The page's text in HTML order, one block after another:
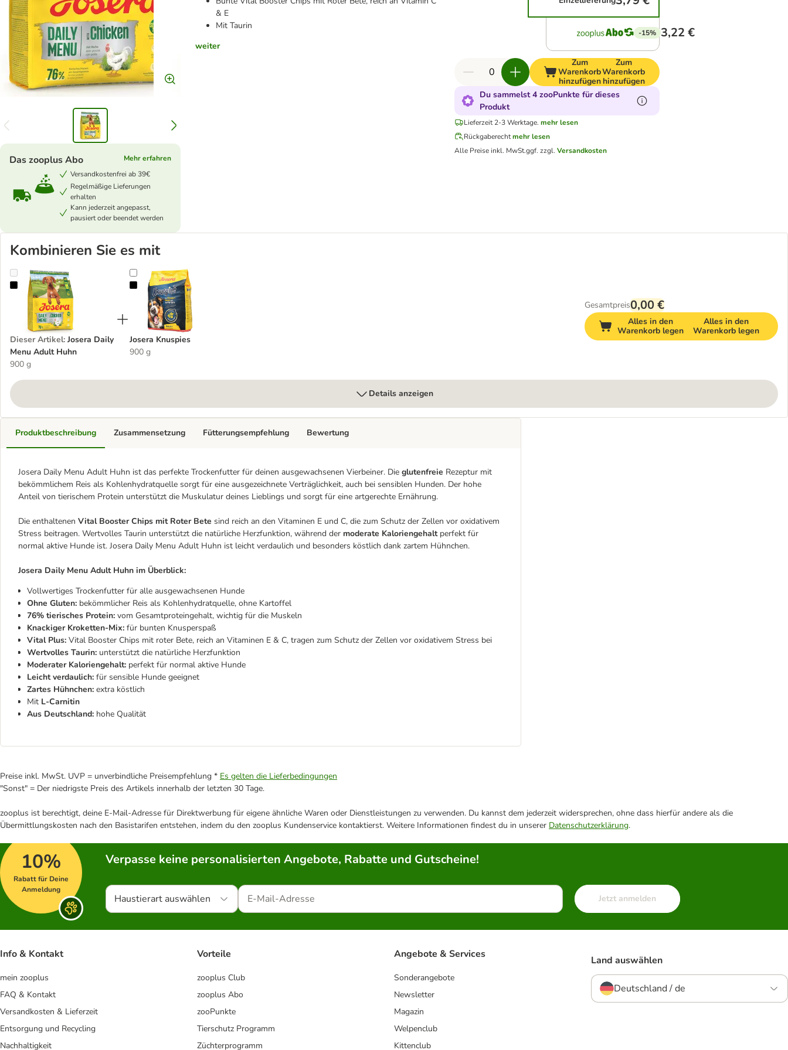
& E
Mit Taurin
weiter
Das zooplus Abo
Mehr erfahren
Versandkostenfrei ab 39€
Regelmäßige Lieferungen
erhalten
Kann jederzeit angepasst,
pausiert oder beendet werden
-15% 3,22 €
Zum
Warenkorb
hinzufügen
Zum
Warenkorb
hinzufügen
Du sammelst 4 zooPunkte für dieses
Produkt
Lieferzeit 2-3 Werktage. mehr lesen
Rückgaberechtmehr lesen
Alle Preise inkl. MwSt.ggf. zzgl.Versandkosten
Kombinieren Sie es mit
Josera Daily Menu Adult Huhn
Dieser Artikel: Josera Daily
Menu Adult Huhn
900 g
Josera Knuspies
Josera Knuspies
900 g
Gesamtpreis0,00 €
Alles in den
Warenkorb legen
Alles in den
Warenkorb legen
Details anzeigen
Produktbeschreibung
Josera Daily Menu Adult Huhn ist das perfekte Trockenfutter für deinen ausgewachsenen Vierbeiner. Die glutenfreie Rezeptur mit
bekömmlichem Reis als Kohlenhydratquelle sorgt für eine ausgezeichnete Verträglichkeit, auch bei sensiblen Hunden. Der hohe
Anteil von tierischem Protein unterstützt die Muskulatur deines Lieblings und sorgt für eine artgerechte Ernährung.
Die enthaltenen Vital Booster Chips mit Roter Bete sind reich an den Vitaminen E und C, die zum Schutz der Zellen vor oxidativem
Stress beitragen. Wertvolles Taurin unterstützt die natürliche Herzfunktion, während der moderate Kaloriengehalt perfekt für
normal aktive Hunde ist. Josera Daily Menu Adult Huhn ist leicht verdaulich und besonders köstlich dank zartem Hühnchen.
Josera Daily Menu Adult Huhn im Überblick:
Vollwertiges Trockenfutter für alle ausgewachsenen Hunde
Ohne Gluten: bekömmlicher Reis als Kohlenhydratquelle, ohne Kartoffel
76% tierisches Protein: vom Gesamtproteingehalt, wichtig für die Muskeln
Knackiger Kroketten-Mix: für bunten Knusperspaß
Vital Plus: Vital Booster Chips mit roter Bete, reich an Vitaminen E & C, tragen zum Schutz der Zellen vor oxidativem Stress bei
Wertvolles Taurin: unterstützt die natürliche Herzfunktion
Moderater Kaloriengehalt: perfekt für normal aktive Hunde
Leicht verdaulich: für sensible Hunde geeignet
Zartes Hühnchen: extra köstlich
Mit L-Carnitin
Aus Deutschland: hohe Qualität
Zusammensetzung Fütterungsempfehlung Bewertung
Preise inkl. MwSt. UVP = unverbindliche Preisempfehlung * Es gelten die Lieferbedingungen
"Sonst" = Der niedrigste Preis des Artikels innerhalb der letzten 30 Tage.
zooplus ist berechtigt, deine E-Mail-Adresse für Direktwerbung für eigene ähnliche Waren oder Dienstleistungen zu verwenden. Du kannst dem jederzeit widersprechen, ohne dass hierfür andere als die
Übermittlungskosten nach den Basistarifen entstehen, indem du den zooplus Kundenservice kontaktierst. Weitere Informationen findest du in unserer Datenschutzerklärung.
10%
Rabatt für Deine
Anmeldung
Verpasse keine personalisierten Angebote, Rabatte und Gutscheine!
Haustierart auswählen Jetzt anmelden
Info & Kontakt
mein zooplus
FAQ & Kontakt
Versandkosten & Lieferzeit
Entsorgung und Recycling
Nachhaltigkeit
Vorteile
zooplus Club
zooplus Abo
zooPunkte
Tierschutz Programm
Züchterprogramm
Angebote & Services
Sonderangebote
Newsletter
Magazin
Welpenclub
Kittenclub
Land auswählen
Deutschland / de